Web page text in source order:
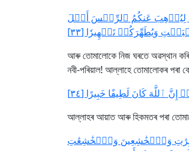
لِيُذۡهِبَ عَنكُمُ ٱلرِّجۡسَ أَهۡلَ
وَيُطَهِّرَكُمۡ تَطۡهِيرٗا [٣٣]
আৰু তোমালোকে নিজ ঘৰতে অৱস্থান
নবী-পৰিয়াল! আল্লাহে তোমালোকৰ পৰা
كَانَ لَطِيفًا خَبِيرًا [٣٤]
আল্লাহৰ আয়াত আৰু হিকমতৰ পৰা
وَٱلۡخَٰشِعِينَ وَٱلۡخَٰشِعَٰتِ